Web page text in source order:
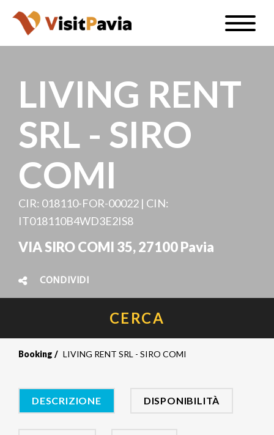
Salta
contenuto
Toggle
IT
#visitpavia
LIVING RENT
SRL - SIRO
COMI
CIR: 018110-FOR-00022 | CIN:
IT018110B4WD3E2IS8
VIA SIRO COMI 35, 27100 Pavia
CONDIVIDI
CERCA
Booking LIVING RENT SRL - SIRO COMI
DESCRIZIONE DISPONIBILITÀ